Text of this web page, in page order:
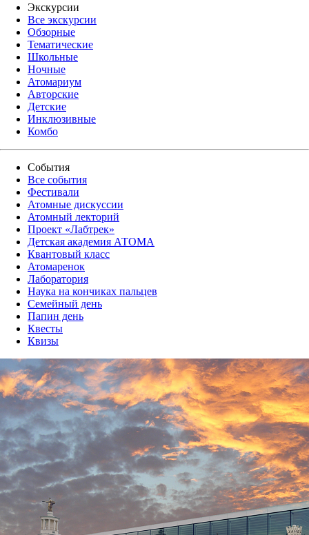
Экскурсии
Все экскурсии
Обзорные
Тематические
Школьные
Ночные
Атомариум
Авторские
Детские
Инклюзивные
Комбо
События
Все события
Фестивали
Атомные дискуссии
Атомный лекторий
Проект «Лабтрек»
Детская академия АТОМА
Квантовый класс
Атомаренок
Лаборатория
Наука на кончиках пальцев
Семейный день
Папин день
Квесты
Квизы